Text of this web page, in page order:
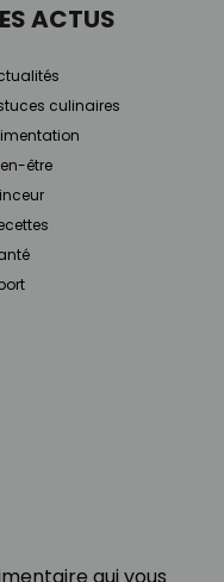
qui vous
ACTUS
culinaires
être